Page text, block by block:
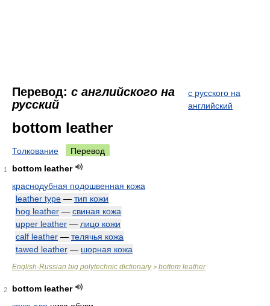
Перевод: с английского на
русский
с русского на
английский
bottom leather
Толкование Перевод
1
bottom leather
краснодубная подошвенная кожа
leather type — тип кожи
hog leather — свиная кожа
upper leather — лицо кожи
calf leather — телячья кожа
tawed leather — шорная кожа
English-Russian big polytechnic dictionary> bottom leather
2
bottom leather